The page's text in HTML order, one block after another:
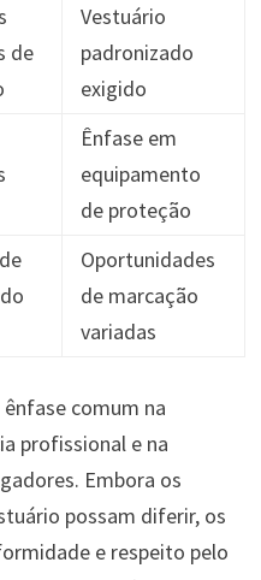
de
Vestuário
padronizado
exigido
Ênfase em
equipamento
de proteção
Oportunidades
de marcação
variadas
comum na
profissional e na
Embora os
possam diferir, os
e respeito pelo